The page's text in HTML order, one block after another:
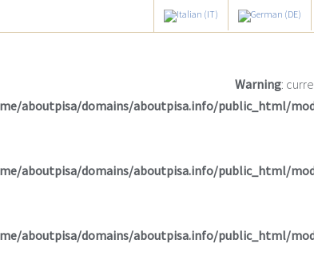
Warning:
aboutpisa/domains/aboutpisa.info/public_html/
aboutpisa/domains/aboutpisa.info/public_html/
aboutpisa/domains/aboutpisa.info/public_html/